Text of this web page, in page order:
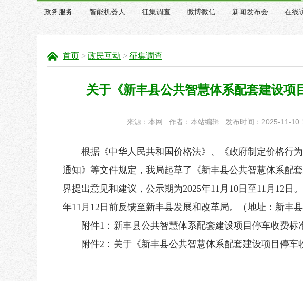
政务服务 智能机器人 征集调查 微博微信 新闻发布会 在线
首页 > 政民互动 > 征集调查
关于《新丰县公共智慧体系配套建设
来源：本网 作者：本站编辑 发布时间：2025-11-10
根据《中华人民共和国价格法》、《政府制定价格行为
通知》等文件规定，我局起草了《新丰县公共智慧体系配
界提出意见和建议，公示期为2025年11月10日至11月12
年11月12日前反馈至新丰县发展和改革局。（地址：新丰
附件1：新丰县公共智慧体系配套建设项目停车收费标
附件2： 关于《新丰县公共智慧体系配套建设项目停车